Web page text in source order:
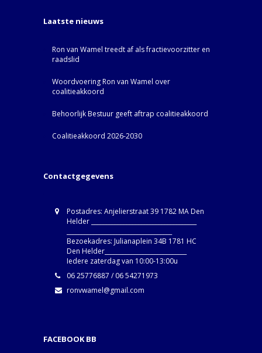
Laatste nieuws
Ron van Wamel treedt af als fractievoorzitter en
raadslid
Woordvoering Ron van Wamel over
coalitieakkoord
Behoorlijk Bestuur geeft aftrap coalitieakkoord
Coalitieakkoord 2026-2030
Contactgegevens
Postadres: Anjelierstraat 39 1782 MA Den
Helder ____________________________________
Bezoekadres: Julianaplein 34B 1781 HC
Den Helder____________________________
Iedere zaterdag van 10:00-13:00u
06 25776887 / 06 54271973
ronvwamel@gmail.com
FACEBOOK BB